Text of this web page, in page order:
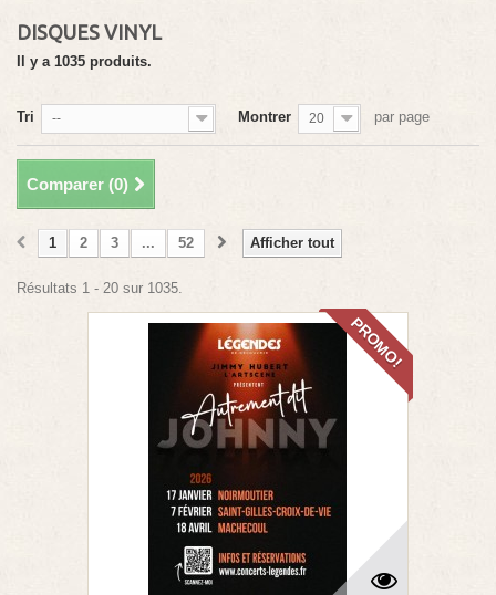
DISQUES VINYL
Il y a 1035 produits.
Tri -- Montrer 20 par page
Comparer (0)
Afficher tout
1 2 3 ... 52
Résultats 1 - 20 sur 1035.
PROMO!